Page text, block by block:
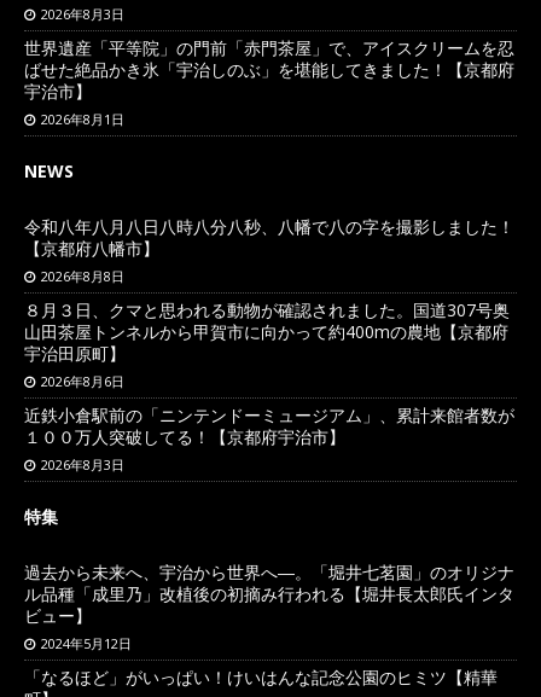
2026年8月3日
世界遺産「平等院」の門前「赤門茶屋」で、アイスクリームを忍
ばせた絶品かき氷「宇治しのぶ」を堪能してきました！【京都府
宇治市】
2026年8月1日
NEWS
令和八年八月八日八時八分八秒、八幡で八の字を撮影しました！
【京都府八幡市】
2026年8月8日
８月３日、クマと思われる動物が確認されました。国道307号奥
山田茶屋トンネルから甲賀市に向かって約400mの農地【京都府
宇治田原町】
2026年8月6日
近鉄小倉駅前の「ニンテンドーミュージアム」、累計来館者数が
１００万人突破してる！【京都府宇治市】
2026年8月3日
特集
過去から未来へ、宇治から世界へ―。「堀井七茗園」のオリジナ
ル品種「成里乃」改植後の初摘み行われる【堀井長太郎氏インタ
ビュー】
2024年5月12日
「なるほど」がいっぱい！けいはんな記念公園のヒミツ【精華